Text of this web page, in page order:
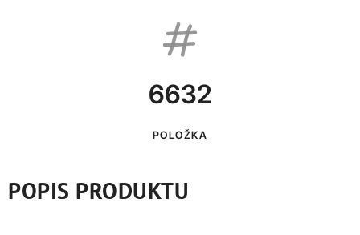
6632
POLOŽKA
POPIS PRODUKTU